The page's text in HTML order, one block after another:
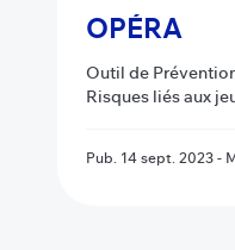
OPÉRA
Outil de
Risques liés aux
Pub. 14 sept. 2023 -